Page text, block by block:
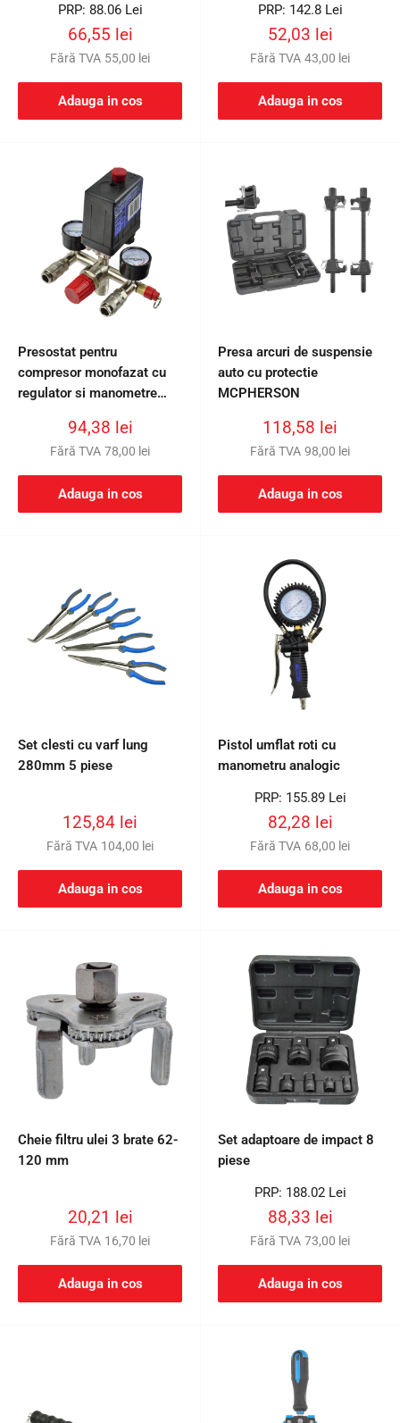
Preț
PRP: 88.06 Lei
Preț
redus
66,55 lei
Fără TVA 55,00 lei
Adauga in cos
Preț
PRP: 142.8 Lei
Preț
redus
52,03 lei
Fără TVA 43,00 lei
Adauga in cos
Presostat pentru
compresor monofazat cu
regulator si manometre
Preț
redus
94,38 lei
Fără TVA 78,00 lei
Adauga in cos
Presa arcuri de suspensie
auto cu protectie
MCPHERSON
Preț
redus
118,58 lei
Fără TVA 98,00 lei
Adauga in cos
Set clesti cu varf lung
280mm 5 piese
Preț
redus
125,84 lei
Fără TVA 104,00 lei
Adauga in cos
Pistol umflat roti cu
manometru analogic
Preț
PRP: 155.89 Lei
Preț
redus
82,28 lei
Fără TVA 68,00 lei
Adauga in cos
Cheie filtru ulei 3 brate 62-
120 mm
Preț
redus
20,21 lei
Fără TVA 16,70 lei
Adauga in cos
Set adaptoare de impact 8
piese
Preț
PRP: 188.02 Lei
Preț
redus
88,33 lei
Fără TVA 73,00 lei
Adauga in cos